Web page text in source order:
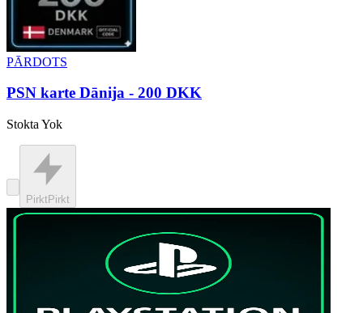
PĀRDOTS
PSN karte Dānija - 200 DKK
Stokta Yok
PirktPirkt